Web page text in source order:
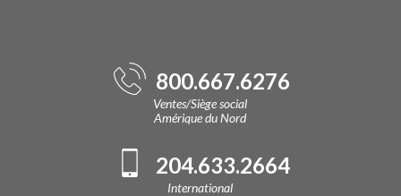
800.667.6276
Ventes/Siège social
Amérique du Nord
204.633.2664
International